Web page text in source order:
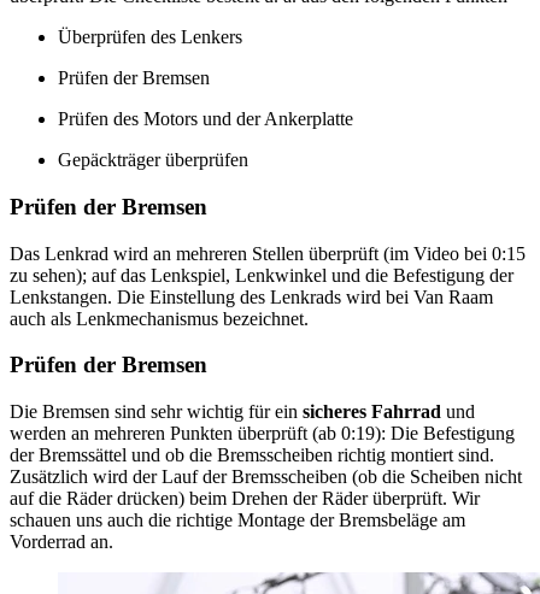
Überprüfen des Lenkers
Prüfen der Bremsen
Prüfen des Motors und der Ankerplatte
Gepäckträger überprüfen
Prüfen der Bremsen
Das Lenkrad wird an mehreren Stellen überprüft (im Video bei 0:15
zu sehen); auf das Lenkspiel, Lenkwinkel und die Befestigung der
Lenkstangen. Die Einstellung des Lenkrads wird bei Van Raam
auch als Lenkmechanismus bezeichnet.
Prüfen der Bremsen
Die Bremsen sind sehr wichtig für ein sicheres Fahrrad und
werden an mehreren Punkten überprüft (ab 0:19): Die Befestigung
der Bremssättel und ob die Bremsscheiben richtig montiert sind.
Zusätzlich wird der Lauf der Bremsscheiben (ob die Scheiben nicht
auf die Räder drücken) beim Drehen der Räder überprüft. Wir
schauen uns auch die richtige Montage der Bremsbeläge am
Vorderrad an.